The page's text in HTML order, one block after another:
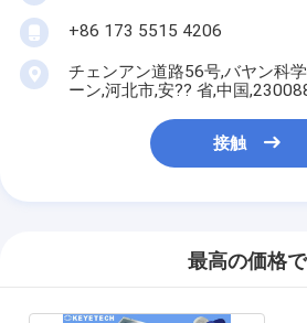
+86 173 5515 4206
チェンアン道路56号,バヤン科
ーン,河北市,安?? 省,中国
接触
最高の価格で